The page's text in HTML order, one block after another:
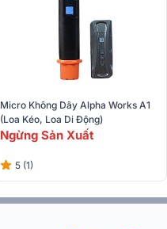
Micro Không Dây Alpha Works A1
(Loa Kéo, Loa Di Động)
Ngừng Sản Xuất
5 (1)